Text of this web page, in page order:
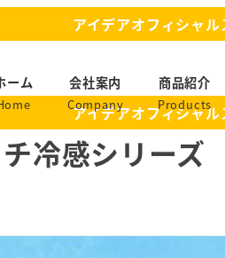
アイデアオフィシャル
ーム 会社案内
Company
商品紹介
Products
アイデアオフィシャ
冷感シリーズ